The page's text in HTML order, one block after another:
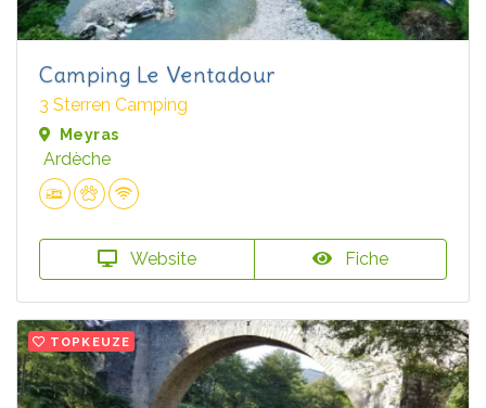
Camping Le Ventadour
3 Sterren Camping
Meyras
Ardèche
Website Fiche
TOPKEUZE